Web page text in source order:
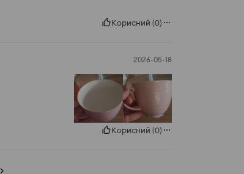
Корисний (0)
2026-05-18
Корисний (0)